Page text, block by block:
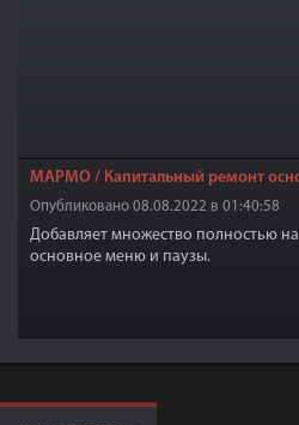
MAPMO / Капитальный ремонт
Опубликовано 08.08.2022 в 01:40:58
Добавляет множество полностью
основное меню и паузы.